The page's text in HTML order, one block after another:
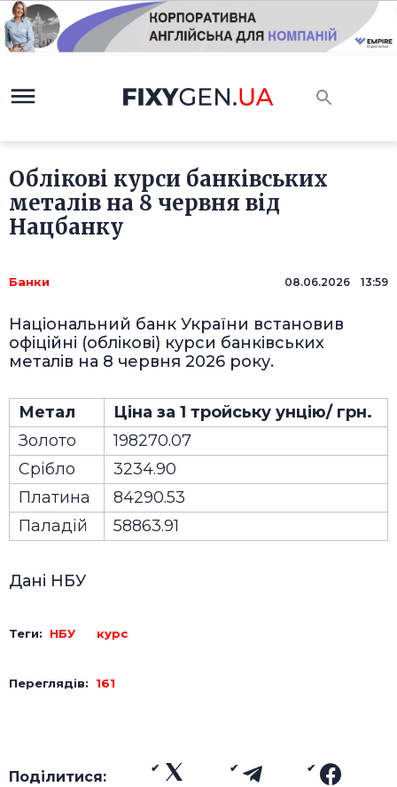
Облікові курси банківських
металів на 8 червня від
Нацбанку
Банки 08.06.2026 13:59
Національний банк України встановив
офіційні (облікові) курси банківських
металів на 8 червня 2026 року.
Метал
Ціна за 1 тройську унцію/ грн.
Золото
198270.07
Срібло
3234.90
Платина
84290.53
Паладій
58863.91
Дані НБУ
Теги: НБУ курс
Переглядів: 161
Поділитися: